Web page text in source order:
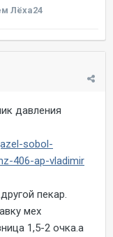
Лёха24
давления
sobol-
406-ap-vladimir
пекар.
мех
1,5-2 очка.а